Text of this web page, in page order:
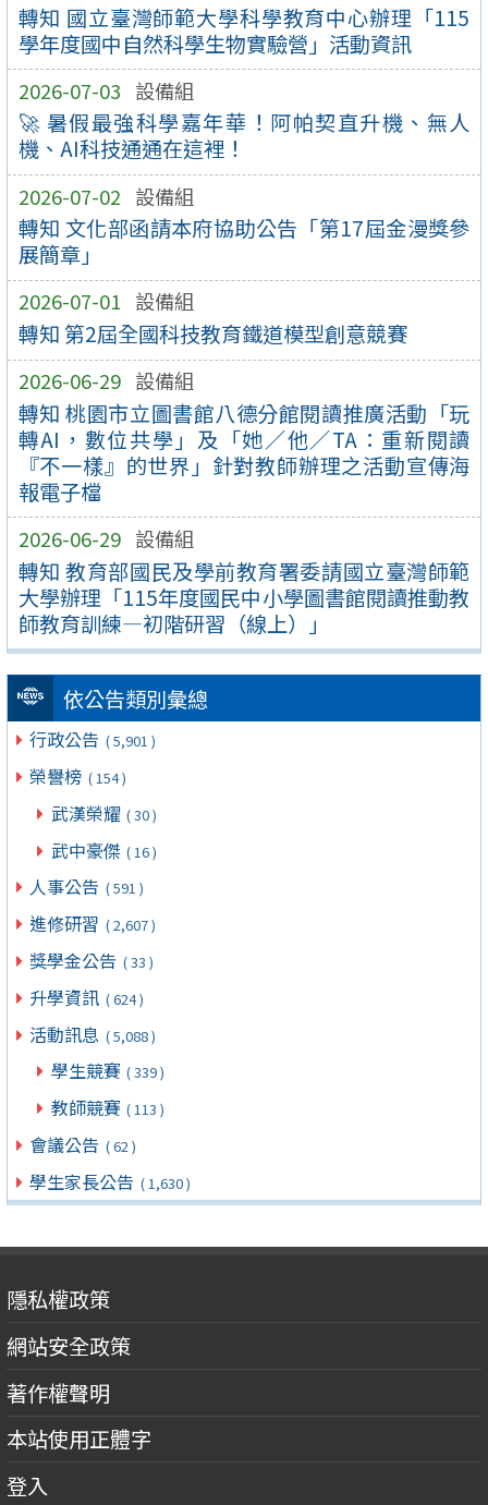
轉知 國立臺灣師範大學科學教育中心辦理「115
學年度國中自然科學生物實驗營」活動資訊
2026-07-03 設備組
🚀 暑假最強科學嘉年華！阿帕契直升機、無人
機、AI科技通通在這裡！
2026-07-02 設備組
轉知 文化部函請本府協助公告「第17屆金漫獎參
展簡章」
2026-07-01 設備組
轉知 第2屆全國科技教育鐵道模型創意競賽
2026-06-29 設備組
轉知 桃園市立圖書館八德分館閱讀推廣活動「玩
轉AI，數位共學」及「她／他／TA：重新閱讀
『不一樣』的世界」針對教師辦理之活動宣傳海
報電子檔
2026-06-29 設備組
轉知 教育部國民及學前教育署委請國立臺灣師範
大學辦理「115年度國民中小學圖書館閱讀推動教
師教育訓練—初階研習（線上）」
依公告類別彙總
行政公告 ( 5,901 )
榮譽榜 ( 154 )
武漢榮耀 ( 30 )
武中豪傑 ( 16 )
人事公告 ( 591 )
進修研習 ( 2,607 )
獎學金公告 ( 33 )
升學資訊 ( 624 )
活動訊息 ( 5,088 )
學生競賽 ( 339 )
教師競賽 ( 113 )
會議公告 ( 62 )
學生家長公告 ( 1,630 )
隱私權政策
網站安全政策
著作權聲明
本站使用正體字
登入